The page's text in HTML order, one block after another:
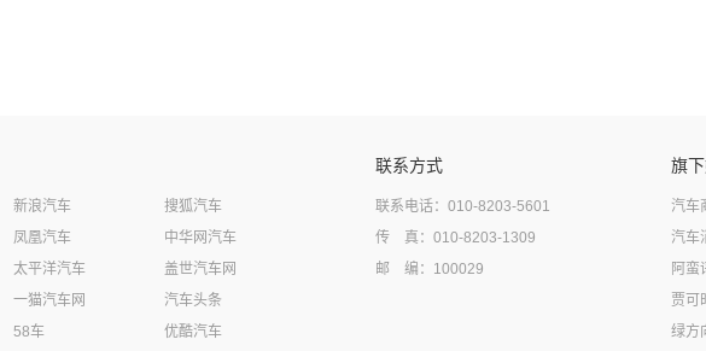
新浪汽车
搜狐汽车
凤凰汽车
中华网汽车
太平洋汽车
盖世汽车网
一猫汽车网
汽车头条
58车 优酷汽车
联系方式
联系电话：010-8203-5601
传 真：010-8203-1309
邮 编：100029
旗
汽车
汽车
阿蛮
贾可
绿方